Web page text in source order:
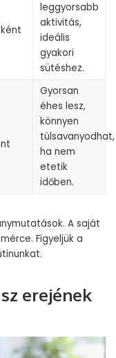
leggyorsabb
aktivitás,
ideális
gyakori
sütéshez.
Gyorsan
éhes lesz,
könnyen
túlsavanyodhat,
ha nem
etetik
időben.
A saját
Figyeljük a
erejének